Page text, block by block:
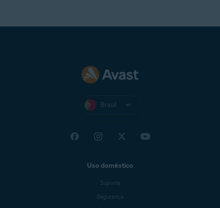
Brasil
Uso doméstico
Suporte
Segurança